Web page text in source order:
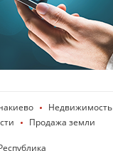
Недвижимость
Продажа земли